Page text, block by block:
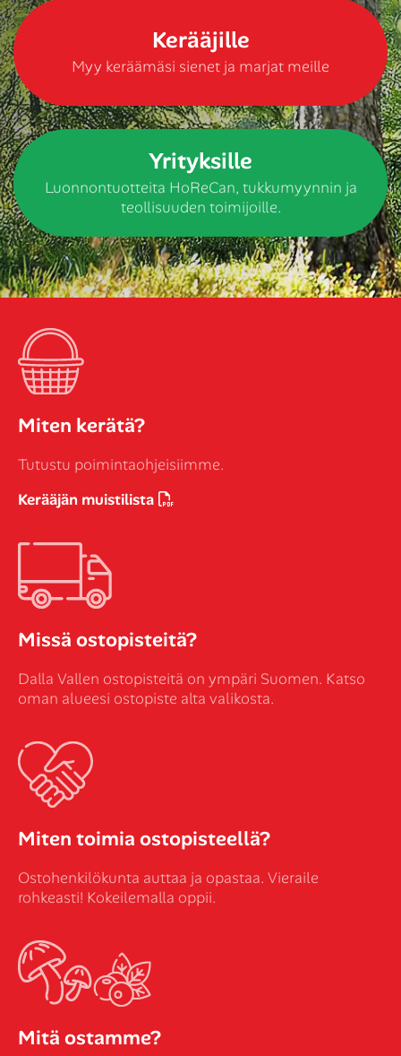
Kerääjille
Myy keräämäsi sienet ja marjat meille
Yrityksille
Luonnontuotteita HoReCan, tukkumyynnin ja
teollisuuden toimijoille.
Miten kerätä?
Tutustu poimintaohjeisiimme.
Kerääjän muistilista
Missä ostopisteitä?
Dalla Vallen ostopisteitä on ympäri Suomen. Katso
oman alueesi ostopiste alta valikosta.
Miten toimia ostopisteellä?
Ostohenkilökunta auttaa ja opastaa. Vieraile
rohkeasti! Kokeilemalla oppii.
Mitä ostamme?